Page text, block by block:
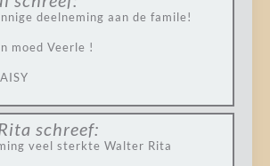
deelneming aan de famile!
moed Veerle !
schreef:
veel sterkte Walter Rita